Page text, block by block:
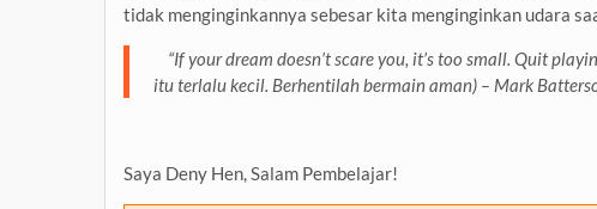
tidak menginginkannya sebesar kita menginginkan udara
“If your dream doesn’t scare you, it’s too small. Quit
itu terlalu kecil. Berhentilah bermain aman) – Mark
Saya Deny Hen, Salam Pembelajar!